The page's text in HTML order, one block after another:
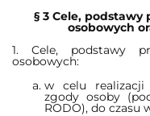
§ 3 Cele,
osobowych
1. Cele, podstawy
osobowych:
w celu realizacji
zgody osoby
RODO), do czasu